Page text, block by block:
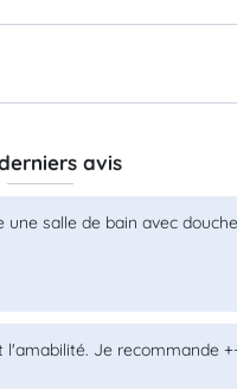
avis
salle de bain avec
l'amabilité. Je recommande